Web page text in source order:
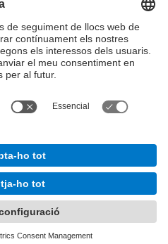
- Universitat Politècnica
de privadesa